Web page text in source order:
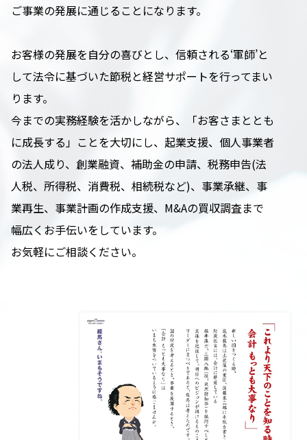
ご事業の発展に通じることになります。
お客様の発展を自分の喜びとし、信頼される‘軍師’と
して法令に基づいた節税と経営サポートを行ってまい
ります。
今までの実務経験を活かしながら、「お客さまととも
に成長する」ことを大切にし、起業支援、個人事業者
の法人成り、創業融資、補助金の申請、税務申告(法
人税、所得税、消費税、相続税など)、事業承継、事
業再生、事業計画の作成支援、M&Aの買収調査まで
幅広くお手伝いをしています。
お気軽にご相談ください。